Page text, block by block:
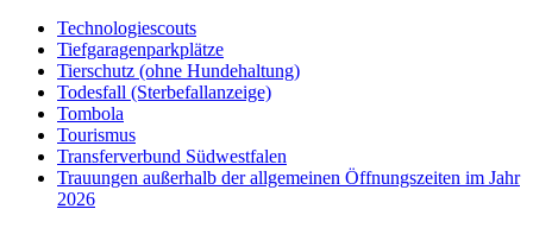
Technologiescouts
Tiefgaragenparkplätze
Tierschutz (ohne Hundehaltung)
Todesfall (Sterbefallanzeige)
Tombola
Tourismus
Transferverbund Südwestfalen
Trauungen außerhalb der allgemeinen Öffnungszeiten im Jahr
2026